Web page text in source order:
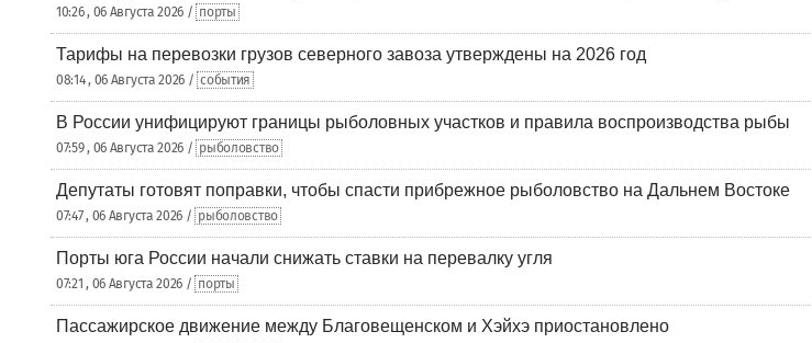
10:26 , 06 Августа 2026 / порты
Тарифы на перевозки грузов северного завоза утверждены на 2026 год
08:14 , 06 Августа 2026 / события
В России унифицируют границы рыболовных участков и правила воспроизводства рыбы
07:59 , 06 Августа 2026 / рыболовство
Депутаты готовят поправки, чтобы спасти прибрежное рыболовство на Дальнем Востоке
07:47 , 06 Августа 2026 / рыболовство
Порты юга России начали снижать ставки на перевалку угля
07:21 , 06 Августа 2026 / порты
Пассажирское движение между Благовещенском и Хэйхэ приостановлено